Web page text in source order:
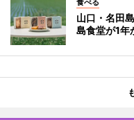
山口・名田
島食堂が1年